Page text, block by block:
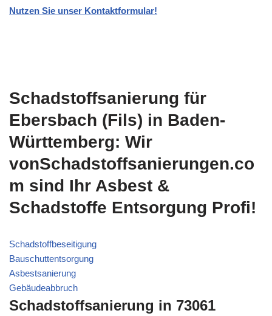
Nutzen Sie unser Kontaktformular!
Schadstoffsanierung für
Ebersbach (Fils) in Baden-
Württemberg: Wir
vonSchadstoffsanierungen.co
m sind Ihr Asbest &
Schadstoffe Entsorgung Profi!
Schadstoffbeseitigung
Bauschuttentsorgung
Asbestsanierung
Gebäudeabbruch
Schadstoffsanierung in 73061